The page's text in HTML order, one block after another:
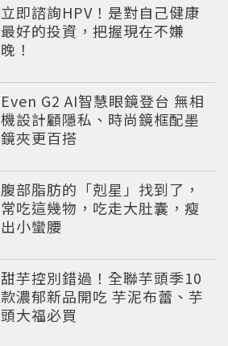
立即諮詢HPV！是對自己健康
最好的投資，把握現在不嫌
晚！
Even G2 AI智慧眼鏡登台 無相
機設計顧隱私、時尚鏡框配墨
鏡夾更百搭
腹部脂肪的「剋星」找到了，
常吃這幾物，吃走大肚囊，瘦
出小蠻腰
甜芋控別錯過！全聯芋頭季10
款濃郁新品開吃 芋泥布蕾、芋
頭大福必買